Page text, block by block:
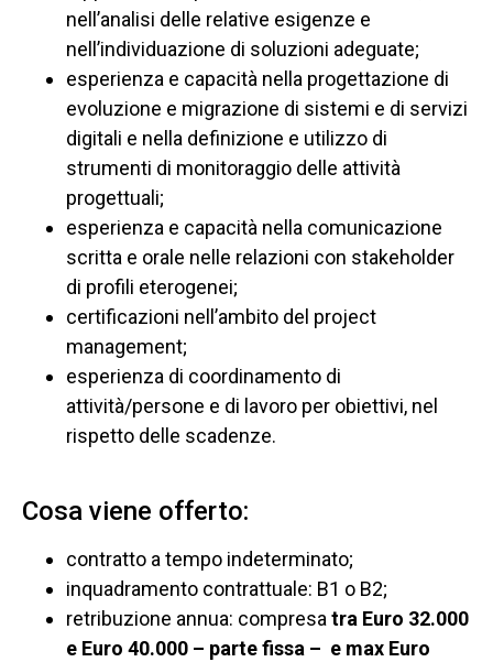
nell’analisi delle relative esigenze e
nell’individuazione di soluzioni adeguate;
esperienza e capacità nella progettazione di
evoluzione e migrazione di sistemi e di servizi
digitali e nella definizione e utilizzo di
strumenti di monitoraggio delle attività
progettuali;
esperienza e capacità nella comunicazione
scritta e orale nelle relazioni con stakeholder
di profili eterogenei;
certificazioni nell’ambito del project
management;
esperienza di coordinamento di
attività/persone e di lavoro per obiettivi, nel
rispetto delle scadenze.
Cosa viene offerto:
contratto a tempo indeterminato;
inquadramento contrattuale: B1 o B2;
retribuzione annua: compresa tra Euro 32.000
e Euro 40.000 – parte fissa – e max Euro